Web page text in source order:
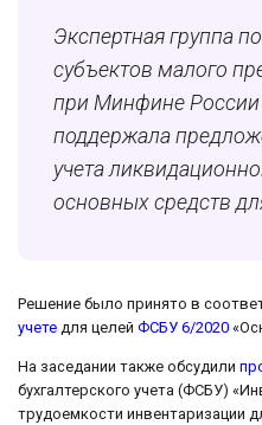
Экспертная группа
субъектов малого
при Минфине России
поддержала
учета
основных средств
Решение было принято в
учете для целей ФСБУ 6/2020
На заседании также обсудили
бухгалтерского учета (ФСБУ)
трудоемкости инвентаризации